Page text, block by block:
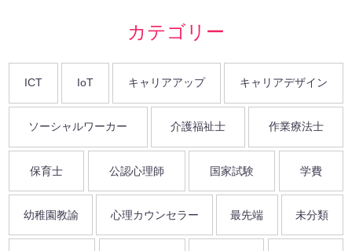
カテゴリー
ICT IoT キャリアアップ キャリアデザイン
ソーシャルワーカー 介護福祉士 作業療法士
保育士 公認心理師 国家試験 学費
幼稚園教諭 心理カウンセラー 最先端 未分類